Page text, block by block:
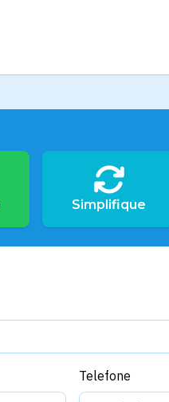
Simplifique
Telefone